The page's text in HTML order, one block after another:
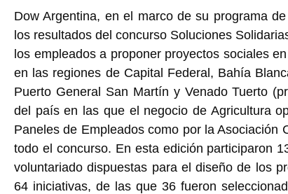
Dow Argentina, en el marco de su programa
los resultados del concurso Soluciones
los empleados a proponer proyectos sociales
en las regiones de Capital Federal, Bahía
Puerto General San Martín y Venado Tuerto
del país en las que el negocio de Agricultura
Paneles de Empleados como por la
todo el concurso. En esta edición participaron
voluntariado dispuestas para el diseño de los
64 iniciativas, de las que 36 fueron